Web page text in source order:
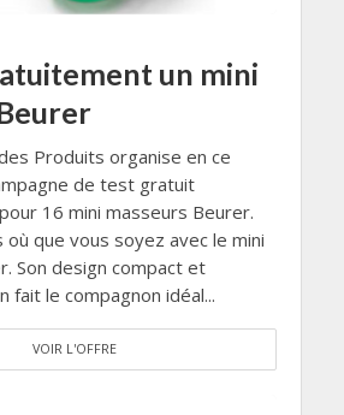
un mini
Produits organise en ce
de test gratuit
16 mini masseurs Beurer.
que vous soyez avec le mini
Son design compact et
fait le compagnon idéal...
VOIR L'OFFRE